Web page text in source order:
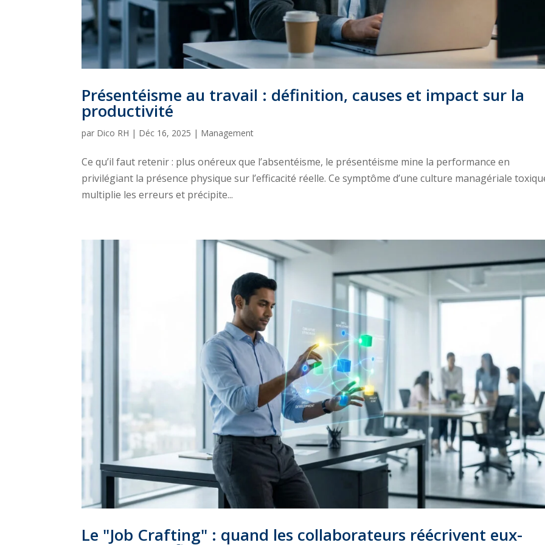
Présentéisme au travail : définition, causes et impact sur la
productivité
par Dico RH | Déc 16, 2025 | Management
Ce qu’il faut retenir : plus onéreux que l’absentéisme, le présentéisme mine la performance en
privilégiant la présence physique sur l’efficacité réelle. Ce symptôme d’une culture managériale
multiplie les erreurs et précipite...
Le "Job Crafting" : quand les collaborateurs réécrivent eux-